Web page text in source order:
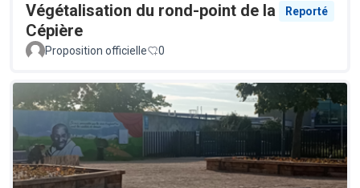
Végétalisation du rond-point de la
Cépière
Reporté
Proposition officielle 0